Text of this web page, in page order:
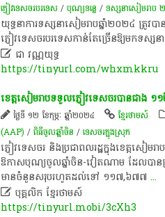
ភ្ញៀវទេសចរ​បរទេស​/បុណ្យ​ទន្លេ /ទស្សនាសៀមរាប
យុទ្ធនាការ​ទស្សនា​សៀមរាប​ឆ្នាំ​២០២៤​ ត្រូវ​ប
ភ្ញៀវ​ទេសចរ​បរទេស​កាន់តែ​ច្រើន​ឱ្យមក​ទ
 ជា​ វណ្ណ​យុទ្ធ​
https://tinyurl.com/whxmkkru
ខេត្តសៀមរាប​ទទួលភ្ញៀវ​ទេសចរ​បាន​ជាង​
ថ្ងៃទី ១២ ខែកុម្ភៈ ឆ្នាំ២០២៤ ខ្មែរថាមស៍
(AAP) /ពិធី​ចូល​ឆ្នាំ​ចិន​ /ទេសចរក្នុងស្រុក
ភ្ញៀវ​ទេសចរ​ និង​ប្រជាពលរដ្ឋ​ក្នុង​ខេត្តសៀមរ
ឱកាស​បុណ្យចូលឆ្នាំ​ចិន​-​វៀតណាម​ ដែល​បាន​ប្រ
មាន​ចំនួន​សរុប​រហូត​ដល់​ទៅ​ ១១៧,៦៧៧...
 បុគ្គលិក​ ខ្មែរ​ថា​ម​ស៍​
https://tinyurl.mobi/3cXh3